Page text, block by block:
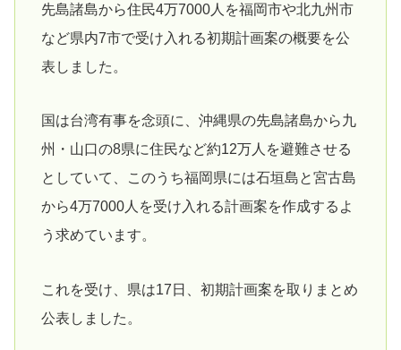
先島諸島から住民4万7000人を福岡市や北九州市
など県内7市で受け入れる初期計画案の概要を公
表しました。
国は台湾有事を念頭に、沖縄県の先島諸島から九
州・山口の8県に住民など約12万人を避難させる
としていて、このうち福岡県には石垣島と宮古島
から4万7000人を受け入れる計画案を作成するよ
う求めています。
これを受け、県は17日、初期計画案を取りまとめ
公表しました。